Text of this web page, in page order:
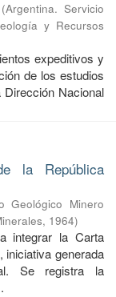
(Argentina. Servicio
y Recursos
expeditivos y
de los estudios
Nacional
la República
Geológico Minero
, 1964)
integrar la Carta
iniciativa generada
Se registra la